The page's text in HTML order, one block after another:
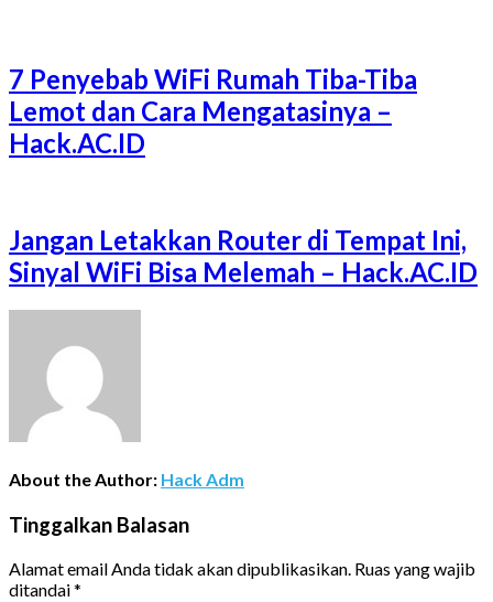
7 Penyebab WiFi Rumah Tiba-Tiba
Lemot dan Cara Mengatasinya –
Hack.AC.ID
Jangan Letakkan Router di Tempat Ini,
Sinyal WiFi Bisa Melemah – Hack.AC.ID
About the Author: Hack Adm
Tinggalkan Balasan
Alamat email Anda tidak akan dipublikasikan. Ruas yang wajib
ditandai*